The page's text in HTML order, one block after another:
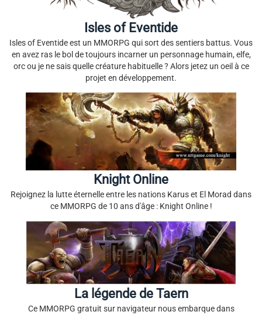
Isles of Eventide
Isles of Eventide est un MMORPG qui sort des sentiers battus. Vous
en avez ras le bol de toujours incarner un personnage humain, elfe,
orc ou je ne sais quelle créature habituelle ? Alors jetez un oeil à ce
projet en développement.
Knight Online
Rejoignez la lutte éternelle entre les nations Karus et El Morad dans
ce MMORPG de 10 ans d'âge : Knight Online !
La légende de Taern
Ce MMORPG gratuit sur navigateur nous embarque dans